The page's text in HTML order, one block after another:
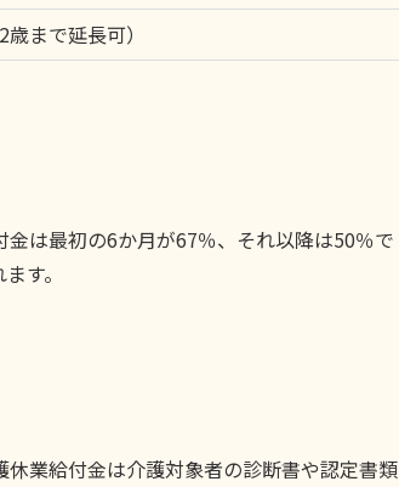
まで延長可）
は最初の6か月が67％、それ以降は50％で
す。
業給付金は介護対象者の診断書や認定書類